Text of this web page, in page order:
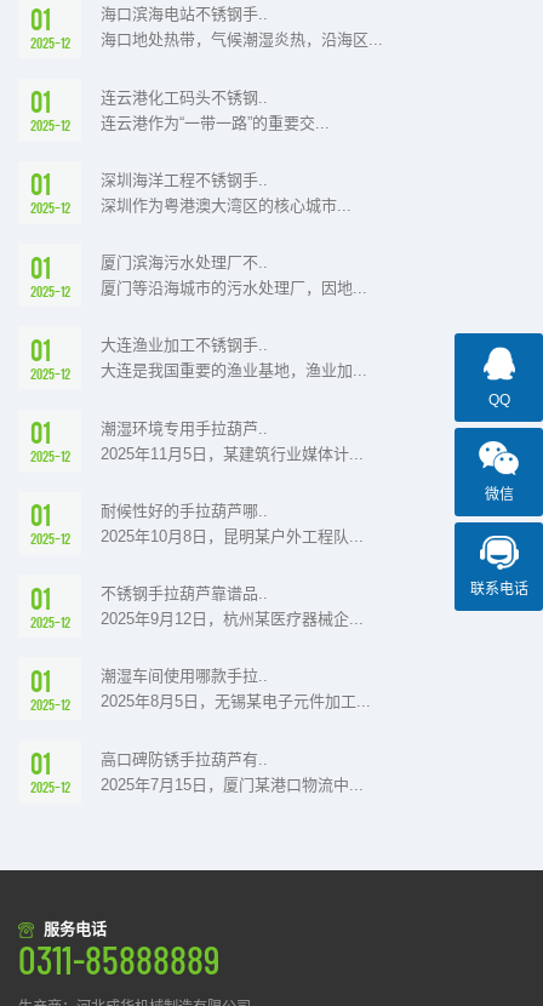
01
2025-12
海口滨海电站不锈钢手..
海口地处热带，气候潮湿炎热，沿海区...
01
2025-12
连云港化工码头不锈钢..
连云港作为“一带一路”的重要交...
01
2025-12
深圳海洋工程不锈钢手..
深圳作为粤港澳大湾区的核心城市...
01
2025-12
厦门滨海污水处理厂不..
厦门等沿海城市的污水处理厂，因地...
01
2025-12
大连渔业加工不锈钢手..
大连是我国重要的渔业基地，渔业加...
01
2025-12
潮湿环境专用手拉葫芦..
2025年11月5日，某建筑行业媒体计...
01
2025-12
耐候性好的手拉葫芦哪..
2025年10月8日，昆明某户外工程队...
01
2025-12
不锈钢手拉葫芦靠谱品..
2025年9月12日，杭州某医疗器械企...
01
2025-12
潮湿车间使用哪款手拉..
2025年8月5日，无锡某电子元件加工...
01
2025-12
高口碑防锈手拉葫芦有..
2025年7月15日，厦门某港口物流中...
服务电话
0311-85888889
QQ
微信
联系电话